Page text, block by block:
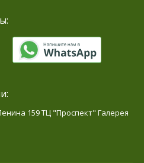
159 ТЦ "Проспект" Галерея